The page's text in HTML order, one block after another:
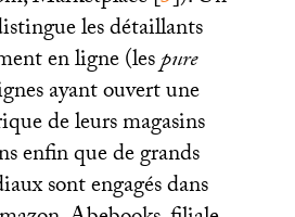
les détaillants
en ligne (lespure
ayant ouvert une
de leurs magasins
enfin que de grands
sont engagés dans